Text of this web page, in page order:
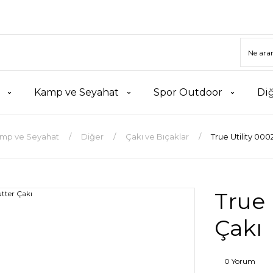
Kamp ve Seyahat Spor Outdoor
ve Seyahat Diğer Çakı ve Bıçaklar True Utility
True
Çakı
0 Yorum